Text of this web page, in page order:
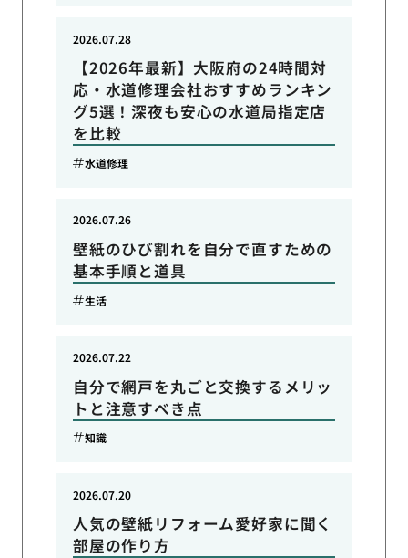
【2026年最新】大阪府の24時間対
応・水道修理会社おすすめランキン
グ5選！深夜も安心の水道局指定店
を比較
2026.07.28
水道修理
壁紙のひび割れを自分で直すための
基本手順と道具
2026.07.26
生活
自分で網戸を丸ごと交換するメリッ
トと注意すべき点
2026.07.22
知識
人気の壁紙リフォーム愛好家に聞く
部屋の作り方
2026.07.20